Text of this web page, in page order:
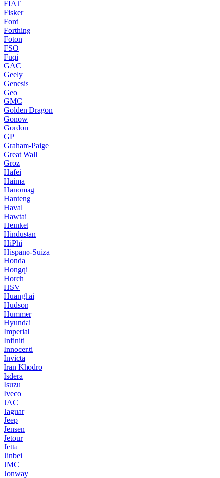
FIAT
Fisker
Ford
Forthing
Foton
FSO
Fuqi
GAC
Geely
Genesis
Geo
GMC
Golden Dragon
Gonow
Gordon
GP
Graham-Paige
Great Wall
Groz
Hafei
Haima
Hanomag
Hanteng
Haval
Hawtai
Heinkel
Hindustan
HiPhi
Hispano-Suiza
Honda
Hongqi
Horch
HSV
Huanghai
Hudson
Hummer
Hyundai
Imperial
Infiniti
Innocenti
Invicta
Iran Khodro
Isdera
Isuzu
Iveco
JAC
Jaguar
Jeep
Jensen
Jetour
Jetta
Jinbei
JMC
Jonway